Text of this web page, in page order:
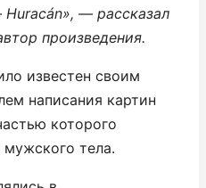
— рассказал
произведения.
известен своим
написания картин
которого
тела.